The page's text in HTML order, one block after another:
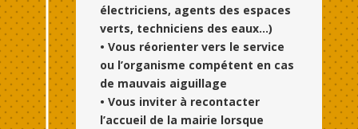
électriciens, agents des espaces
verts, techniciens des eaux…)
• Vous réorienter vers le service
ou l’organisme compétent en cas
de mauvais aiguillage
• Vous inviter à recontacter
l’accueil de la mairie lorsque